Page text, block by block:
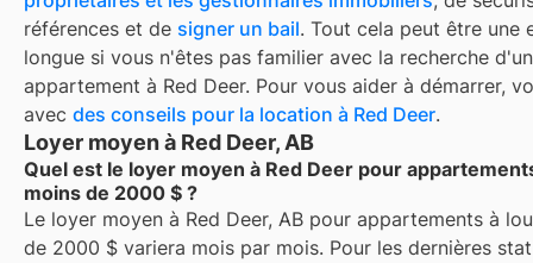
références et de signer un bail. Tout cela peut être une
longue si vous n'êtes pas familier avec la recherche d'un
appartement à Red Deer. Pour vous aider à démarrer,
avec des conseils pour la location à Red Deer.
Loyer moyen à Red Deer, AB
Quel est le loyer moyen à Red Deer pour
moins de 2000 $ ?
Le loyer moyen à Red Deer, AB pour appartements à
de 2000 $ variera mois par mois. Pour les dernières